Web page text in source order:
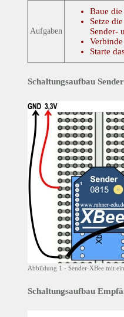
Aufgaben
Baue
Setze die
Sender-
Verbinde
Starte
Schaltungsaufbau Sender
Abbildung 1 - Sender-XBee mit
Schaltungsaufbau